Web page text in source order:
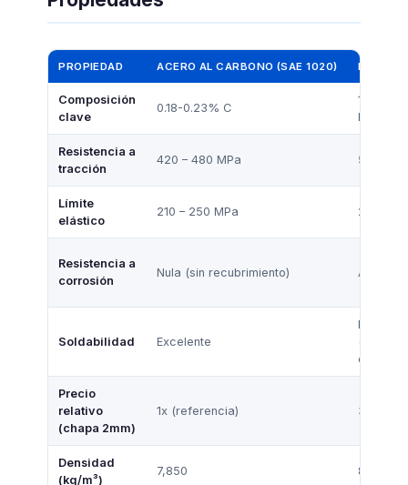
PROPIEDAD ACERO AL CARBONO (SAE 1020)
Composición
clave
0.18-0.23% C
18% Cr,
Ni
Resistencia a
tracción
420 – 480 MPa 520 –
Límite
elástico
210 – 250 MPa 205 –
Resistencia a
corrosión
Nula (sin recubrimiento) Alta
Soldabilidad Excelente
Buena
Precio
relativo
(chapa 2mm)
1x (referencia) 3 – 4x
Densidad
(kg/m³)
7,850 8,000